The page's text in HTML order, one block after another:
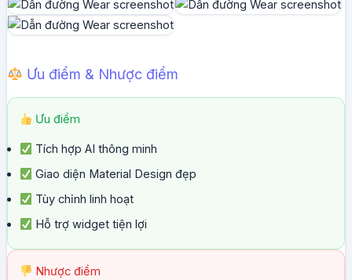
Ưu điểm & Nhược điểm
Ưu điểm
Tích hợp AI thông minh
Giao diện Material Design đẹp
Tùy chỉnh linh hoạt
Hỗ trợ widget tiện lợi
Nhược điểm